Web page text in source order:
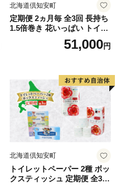
北海道倶知安町
定期便 2ヵ月毎 全3回 長持ち
1.5倍巻き 花いっぱい トイレ
ットペーパー ダブル 45ｍ 計
72ロール 全18種 花柄 プリン
ー 消耗品 備蓄 送料無料 北海
道 倶知安町 日用品
51,000円
北海道倶知安町
トイレットペーパー 2種 ボッ
クスティッシュ 定期便 全3